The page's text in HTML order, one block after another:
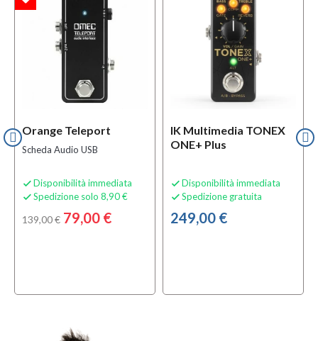
Orange Teleport
Scheda Audio USB
 Disponibilità immediata
 Spedizione solo 8,90 €
139,00 € 79,00 €
IK Multimedia TONEX
ONE+ Plus
 Disponibilità immediata
 Spedizione gratuita
249,00 €